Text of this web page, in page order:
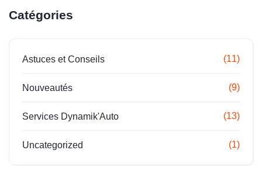
Catégories
Astuces et Conseils (11)
Nouveautés (9)
Services Dynamik'Auto (13)
Uncategorized (1)